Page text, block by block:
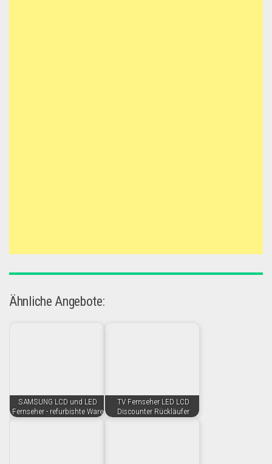
Ähnliche Angebote:
SAMSUNG LCD und LED
Fernseher - refurbishte Ware
TV Fernseher LED LCD
Discounter Rückläufer